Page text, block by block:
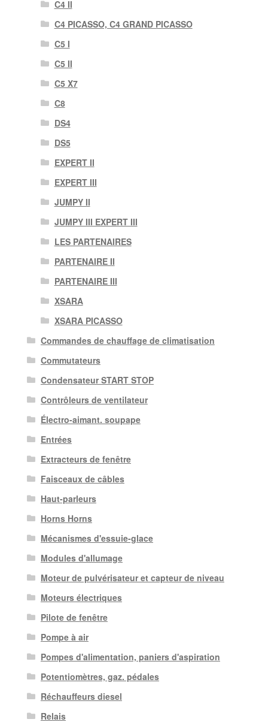
C4 II
C4 PICASSO, C4 GRAND PICASSO
C5 I
C5 II
C5 X7
C8
DS4
DS5
EXPERT II
EXPERT III
JUMPY II
JUMPY III EXPERT III
LES PARTENAIRES
PARTENAIRE II
PARTENAIRE III
XSARA
XSARA PICASSO
Commandes de chauffage de climatisation
Commutateurs
Condensateur START STOP
Contrôleurs de ventilateur
Électro-aimant. soupape
Entrées
Extracteurs de fenêtre
Faisceaux de câbles
Haut-parleurs
Horns Horns
Mécanismes d'essuie-glace
Modules d'allumage
Moteur de pulvérisateur et capteur de niveau
Moteurs électriques
Pilote de fenêtre
Pompe à air
Pompes d'alimentation, paniers d'aspiration
Potentiomètres, gaz. pédales
Réchauffeurs diesel
Relais